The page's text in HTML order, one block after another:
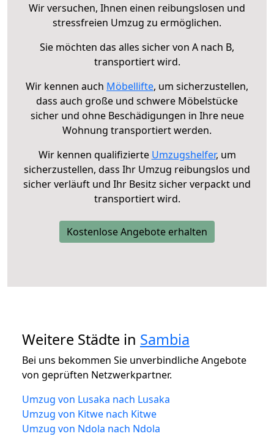
Wir versuchen, Ihnen einen reibungslosen und
stressfreien Umzug zu ermöglichen.
Sie möchten das alles sicher von A nach B,
transportiert wird.
Wir kennen auch Möbellifte, um sicherzustellen,
dass auch große und schwere Möbelstücke
sicher und ohne Beschädigungen in Ihre neue
Wohnung transportiert werden.
Wir kennen qualifizierte Umzugshelfer, um
sicherzustellen, dass Ihr Umzug reibungslos und
sicher verläuft und Ihr Besitz sicher verpackt und
transportiert wird.
Kostenlose Angebote erhalten
Weitere Städte in Sambia
Bei uns bekommen Sie unverbindliche Angebote
von geprüften Netzwerkpartner.
Umzug von Lusaka nach Lusaka
Umzug von Kitwe nach Kitwe
Umzug von Ndola nach Ndola